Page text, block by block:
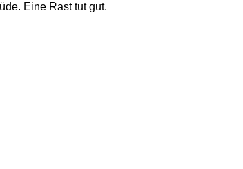
Eine Rast tut gut.